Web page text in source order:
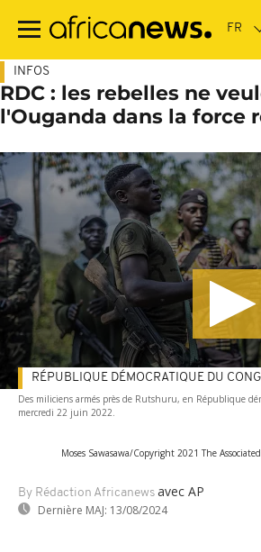
contenu
INFOS
RDC : les rebelles ne
l'Ouganda dans la force
Des miliciens armés près de Rutshuru, en République
mercredi 22 juin 2022.
Moses Sawasawa/Copyright 2021 The
By Rédaction Africanews avec AP
Dernière MAJ: 13/08/2024
RÉPUBLIQUE DÉMOCRATIQUE DU